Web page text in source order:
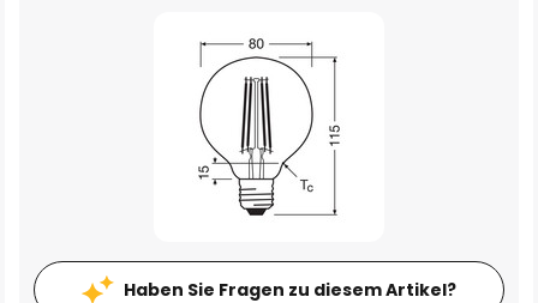
Haben Sie Fragen zu diesem Artikel?